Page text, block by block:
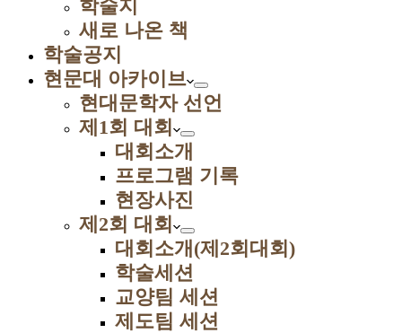
학술지
새로 나온 책
학술공지
현문대 아카이브
현대문학자 선언
제1회 대회
대회소개
프로그램 기록
현장사진
제2회 대회
대회소개(제2회대회)
학술세션
교양팀 세션
제도팀 세션